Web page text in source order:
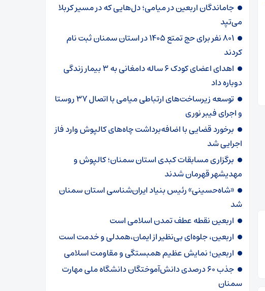
جاماندگان اربعین در میامی؛ دل‌هایی که در مسیر کربلا
می‌تپد
۸۰۱ نفر برای حج تمتع ۱۴۰۵ در استان سمنان ثبت نام
کردند
اهدای اعضای کودک ۶ ساله دامغانی به ۳ بیمار زندگی
دوباره داد
توسعه زیرساخت‌های ارتباطی میامی با اتصال ۳۷ روستا
و اجرای فیبر نوری
برخورد قضایی با اضافه‌برداشت چاه‌های کالپوش وارد فاز
اجرایی شد
برگزاری مسابقات کبدی استان سمنان؛ کالپوش و
مهدیشهر قهرمان شدند
«شاه‌حسینی» رئیس بنیاد ایران‌شناسی استان سمنان
شد
اربعین نقطه عطف تمدن اسلامی است
اربعین، جلوه‌ای بی‌نظیر از ایمان،همدلی و خدمت است
اربعین؛ نمایش عظیم همبستگی و مقاومت اسلامی
جذب ۶۰ درصدی دانش‌آموختگان دانشگاه ملی مهارت
سمنان